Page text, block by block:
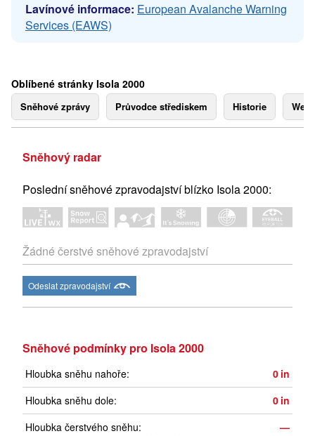
Lavínové informace: European Avalanche Warning
Services (EAWS)
Oblíbené stránky Isola 2000
Sněhové zprávy Průvodce střediskem Historie
Sněhový radar
Poslední sněhové zpravodajství blízko Isola 2000:
Žádné čerstvé sněhové zpravodajství
Odeslat zpravodajství
Sněhové podmínky pro Isola 2000
Hloubka sněhu nahoře: 0 in
Hloubka sněhu dole:
0 in
Hloubka čerstvého sněhu:
—